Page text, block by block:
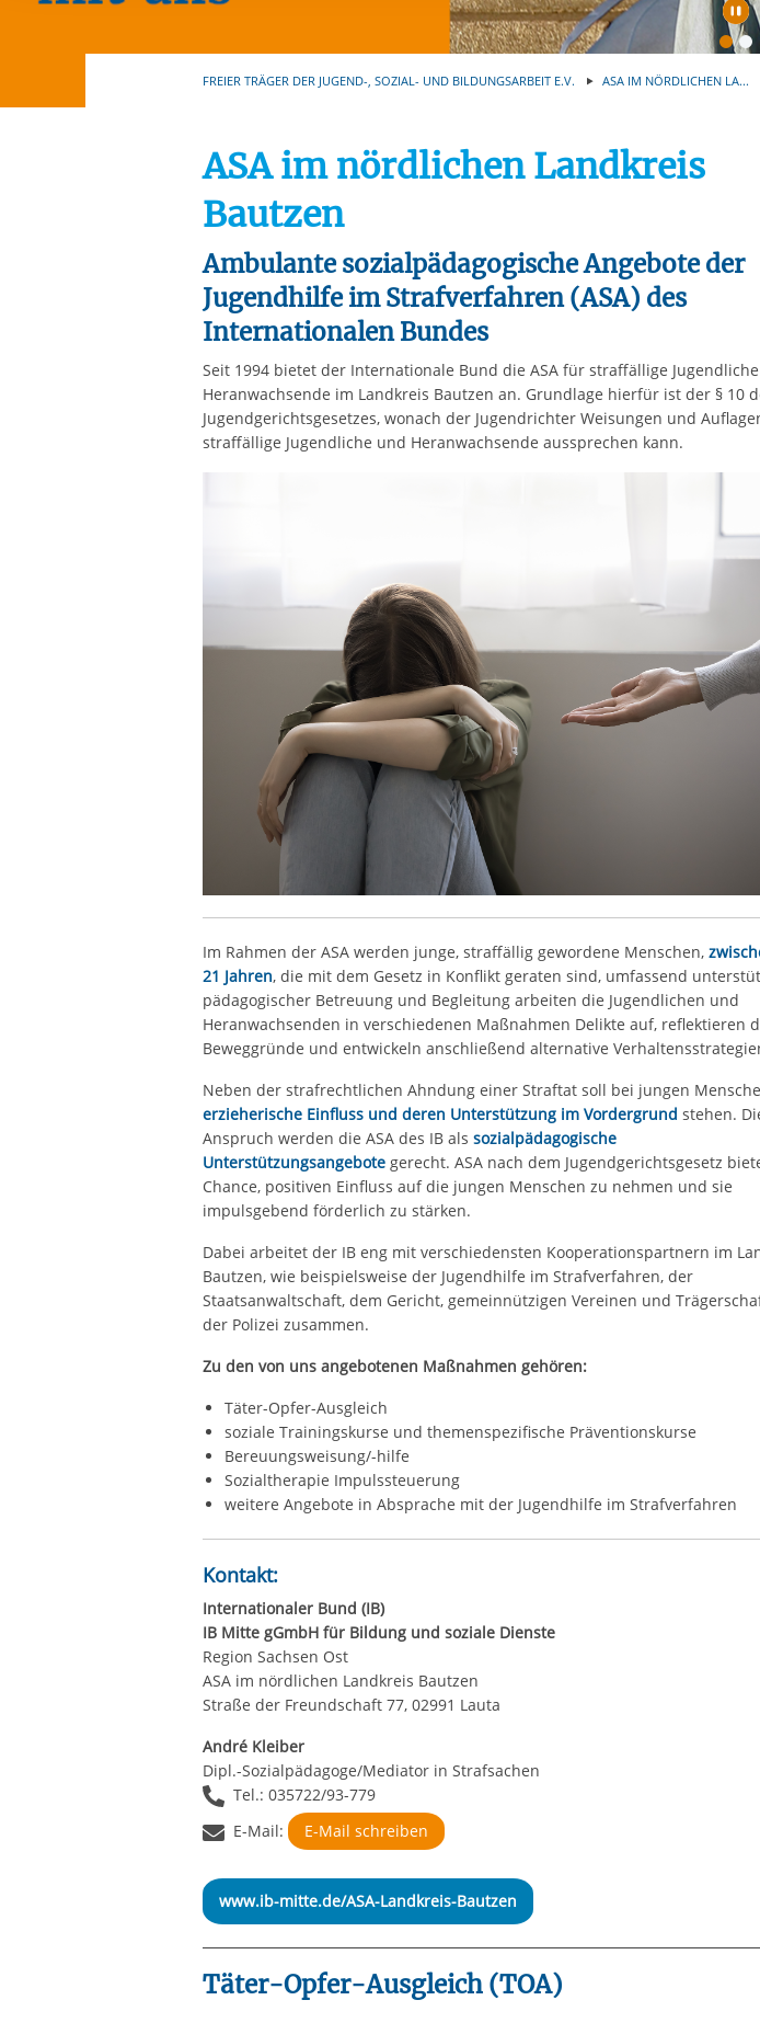
Ihre etwaige Einwilligung erstreckt sich nicht auf notwendige
der von Ihnen aufgerufenen und somit gewünschten
FREIER TRÄGER DER JUGEND-, SOZIAL- UND BILDUNGSARBEIT E.V. ASA IM NÖRDLICHEN LA...
ASA im nördlichen Landkreis
Bautzen
Ambulante sozialpädagogische Angebote der
Jugendhilfe im Strafverfahren (ASA) des
Internationalen Bundes
Seit 1994 bietet der Internationale Bund die ASA für straffällige
Heranwachsende im Landkreis Bautzen an. Grundlage hierfür ist der § 10
Jugendgerichtsgesetzes, wonach der Jugendrichter Weisungen und
straffällige Jugendliche und Heranwachsende aussprechen kann.
Im Rahmen der ASA werden junge, straffällig gewordene Menschen,
21 Jahren, die mit dem Gesetz in Konflikt geraten sind, umfassend
pädagogischer Betreuung und Begleitung arbeiten die Jugendlichen und
Heranwachsenden in verschiedenen Maßnahmen Delikte auf, reflektieren
Beweggründe und entwickeln anschließend alternative
Neben der strafrechtlichen Ahndung einer Straftat soll bei jungen
erzieherische Einfluss und deren Unterstützung im Vordergrund stehen.
Anspruch werden die ASA des IB als sozialpädagogische
Unterstützungsangebotegerecht. ASA nach dem Jugendgerichtsgesetz
Chance, positiven Einfluss auf die jungen Menschen zu nehmen und sie
impulsgebend förderlich zu stärken.
Dabei arbeitet der IB eng mit verschiedensten Kooperationspartnern im
Bautzen, wie beispielsweise der Jugendhilfe im Strafverfahren, der
Staatsanwaltschaft, dem Gericht, gemeinnützigen Vereinen und
der Polizei zusammen.
Zu den von uns angebotenen Maßnahmen gehören:
Täter-Opfer-Ausgleich
soziale Trainingskurse und themenspezifische Präventionskurse
Bereuungsweisung/-hilfe
Sozialtherapie Impulssteuerung
weitere Angebote in Absprache mit der Jugendhilfe im Strafverfahren
Kontakt:
Internationaler Bund (IB)
IB Mitte gGmbH für Bildung und soziale Dienste
Region Sachsen Ost
ASA im nördlichen Landkreis Bautzen
Straße der Freundschaft 77, 02991 Lauta
André Kleiber
Dipl.-Sozialpädagoge/Mediator in Strafsachen
Tel.: 035722/93-779
E-Mail:
E-Mail schreiben
www.ib-mitte.de/ASA-Landkreis-Bautzen
Täter-Opfer-Ausgleich (TOA)